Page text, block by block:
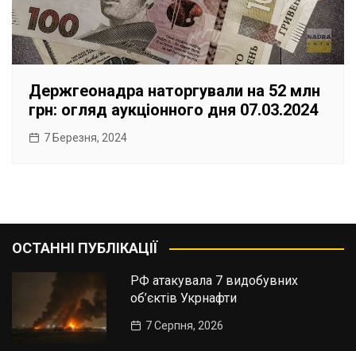
Держгеонадра наторгували на 52 млн
грн: огляд аукціонного дня 07.03.2024
7 Березня, 2024
ОСТАННІ ПУБЛІКАЦІЇ
РФ атакувала 7 видобувних
об’єктів Укрнафти
7 Серпня, 2026